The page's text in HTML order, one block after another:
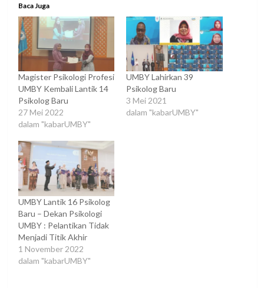
Baca Juga
Magister Psikologi Profesi
UMBY Kembali Lantik 14
Psikolog Baru
27 Mei 2022
dalam "kabarUMBY"
UMBY Lahirkan 39
Psikolog Baru
3 Mei 2021
dalam "kabarUMBY"
UMBY Lantik 16 Psikolog
Baru – Dekan Psikologi
UMBY : Pelantikan Tidak
Menjadi Titik Akhir
1 November 2022
dalam "kabarUMBY"